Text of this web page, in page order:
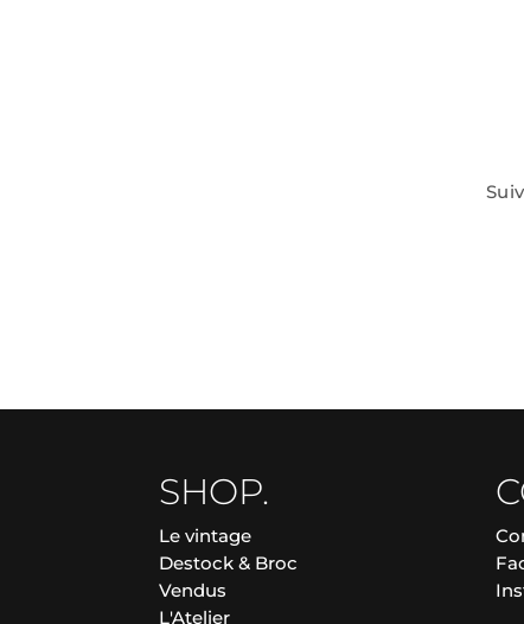
SHOP.
Le vintage
Destock & Broc
Vendus
L'Atelier